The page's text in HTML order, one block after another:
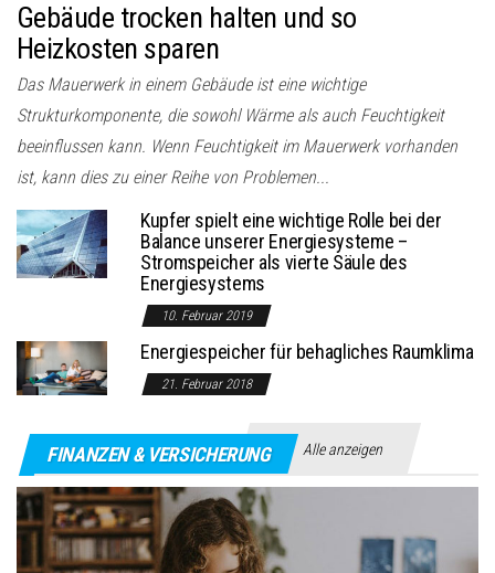
Gebäude trocken halten und so
Heizkosten sparen
Das Mauerwerk in einem Gebäude ist eine wichtige
Strukturkomponente, die sowohl Wärme als auch Feuchtigkeit
beeinflussen kann. Wenn Feuchtigkeit im Mauerwerk vorhanden
ist, kann dies zu einer Reihe von Problemen...
Kupfer spielt eine wichtige Rolle bei der
Balance unserer Energiesysteme –
Stromspeicher als vierte Säule des
Energiesystems
10. Februar 2019
Energiespeicher für behagliches Raumklima
21. Februar 2018
FINANZEN & VERSICHERUNG Alle anzeigen